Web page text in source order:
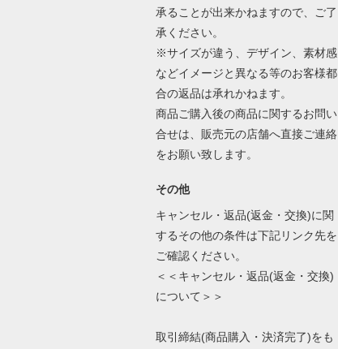
承ることが出来かねますので、ご了
承ください。
※サイズが違う、デザイン、素材感
などイメージと異なる等のお客様都
合の返品は承れかねます。
商品ご購入後の商品に関するお問い
合せは、販売元の店舗へ直接ご連絡
をお願い致します。
その他
キャンセル・返品(返金・交換)に関
するその他の条件は下記リンク先を
ご確認ください。
＜＜キャンセル・返品(返金・交換)
について＞＞
取引締結(商品購入・決済完了)をも